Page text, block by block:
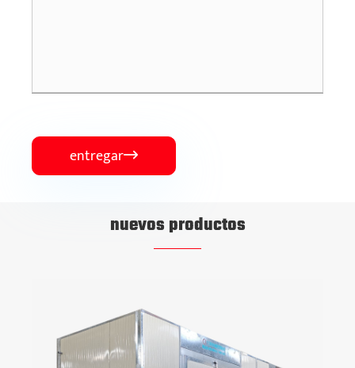
entregar
nuevos productos
Máquina cortadora estándar
Ver más >>